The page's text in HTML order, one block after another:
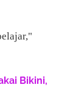
Bikini,